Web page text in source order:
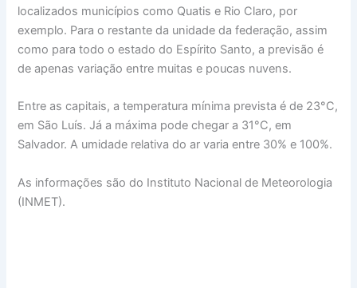
localizados municípios como Quatis e Rio Claro, por
exemplo. Para o restante da unidade da federação, assim
como para todo o estado do Espírito Santo, a previsão é
de apenas variação entre muitas e poucas nuvens.
Entre as capitais, a temperatura mínima prevista é de 23°C,
em São Luís. Já a máxima pode chegar a 31°C, em
Salvador. A umidade relativa do ar varia entre 30% e 100%.
As informações são do Instituto Nacional de Meteorologia
(INMET).